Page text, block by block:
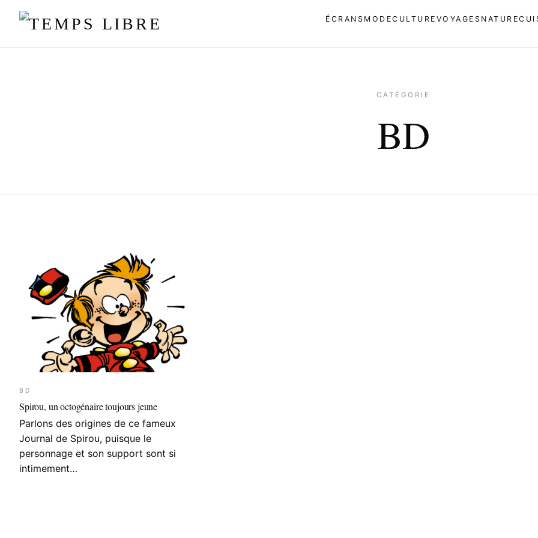
ÉCRANS MODECULTURE VOYAGES NATURE
CATÉGORIE
BD
BD
Spirou, un octogénaire toujours jeune
Parlons des origines de ce fameux
Journal de Spirou, puisque le
personnage et son support sont si
intimement…